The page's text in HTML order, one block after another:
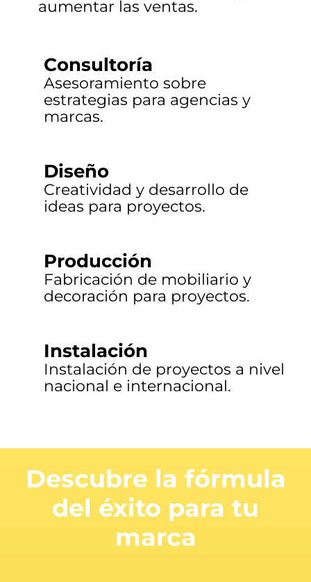
aumentar las ventas.
Consultoría
Asesoramiento sobre
estrategias para agencias y
marcas.
Diseño
Creatividad y desarrollo de
ideas para proyectos.
Producción
Fabricación de mobiliario y
decoración para proyectos.
Instalación
Instalación de proyectos a nivel
nacional e internacional.
Descubre la fórmula
del éxito para tu
marca